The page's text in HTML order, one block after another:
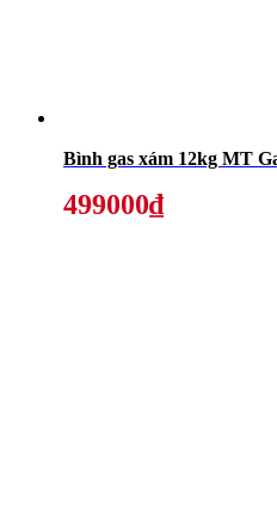
Bình gas xám 12kg MT
499000₫